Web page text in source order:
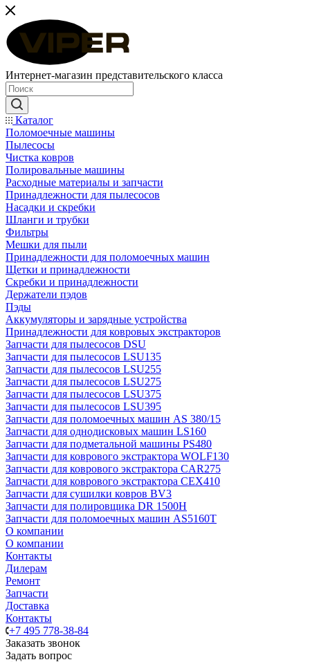
Интернет-магазин представительского класса
Каталог
Поломоечные машины
Пылесосы
Чистка ковров
Полировальные машины
Расходные материалы и запчасти
Принадлежности для пылесосов
Насадки и скребки
Шланги и трубки
Фильтры
Мешки для пыли
Принадлежности для поломоечных машин
Щетки и принадлежности
Скребки и принадлежности
Держатели пэдов
Пэды
Аккумуляторы и зарядные устройства
Принадлежности для ковровых экстракторов
Запчасти для пылесосов DSU
Запчасти для пылесосов LSU135
Запчасти для пылесосов LSU255
Запчасти для пылесосов LSU275
Запчасти для пылесосов LSU375
Запчасти для пылесосов LSU395
Запчасти для поломоечных машин AS 380/15
Запчасти для однодисковых машин LS160
Запчасти для подметальной машины PS480
Запчасти для коврового экстрактора WOLF130
Запчасти для коврового экстрактора CAR275
Запчасти для коврового экстрактора CEX410
Запчасти для сушилки ковров BV3
Запчасти для полировщика DR 1500H
Запчасти для поломоечных машин AS5160T
О компании
О компании
Контакты
Дилерам
Ремонт
Запчасти
Доставка
Контакты
+7 495 778-38-84
Заказать звонок
Задать вопрос